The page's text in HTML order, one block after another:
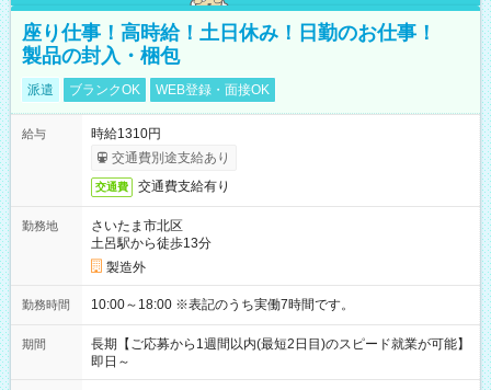
座り仕事！高時給！土日休み！日勤のお仕事！
製品の封入・梱包
派遣 ブランクOK WEB登録・面接OK
給与
時給1310円
交通費別途支給あり
交通費 交通費支給有り
勤務地
さいたま市北区
土呂駅から徒歩13分
製造外
勤務時間 10:00～18:00 ※表記のうち実働7時間です。
期間
長期【ご応募から1週間以内(最短2日目)のスピード就業が可能】
即日～